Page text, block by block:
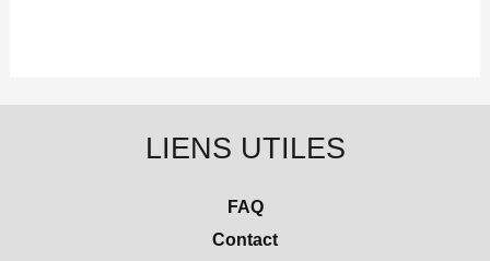
LIENS UTILES
FAQ
Contact